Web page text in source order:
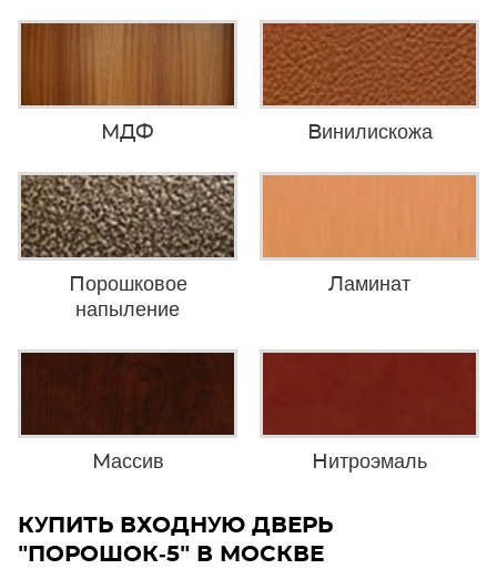
МДФ Винилискожа
Порошковое
напыление
Ламинат
Массив Нитроэмаль
КУПИТЬ ВХОДНУЮ ДВЕРЬ
"ПОРОШОК-5" В МОСКВЕ